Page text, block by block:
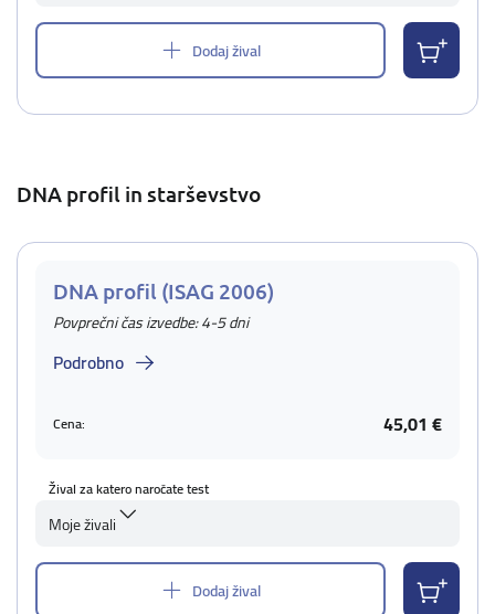
Dodaj žival
DNA profil in starševstvo
DNA profil (ISAG 2006)
Povprečni čas izvedbe: 4-5 dni
Podrobno
Cena: 45,01 €
Žival za katero naročate test
Moje živali
Dodaj žival